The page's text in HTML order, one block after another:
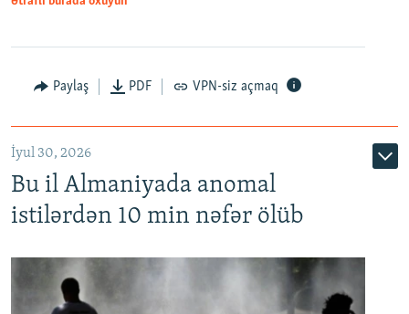
Paylaş PDF VPN-siz açmaq
İyul 30, 2026
Bu il Almaniyada anomal
istilərdən 10 min nəfər ölüb